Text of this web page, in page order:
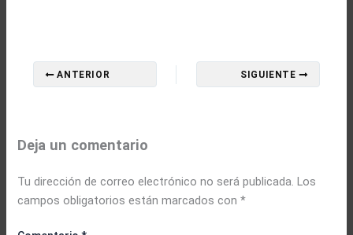
ANTERIOR SIGUIENTE
Deja un comentario
Tu dirección de correo electrónico no será publicada. Los
campos obligatorios están marcados con*